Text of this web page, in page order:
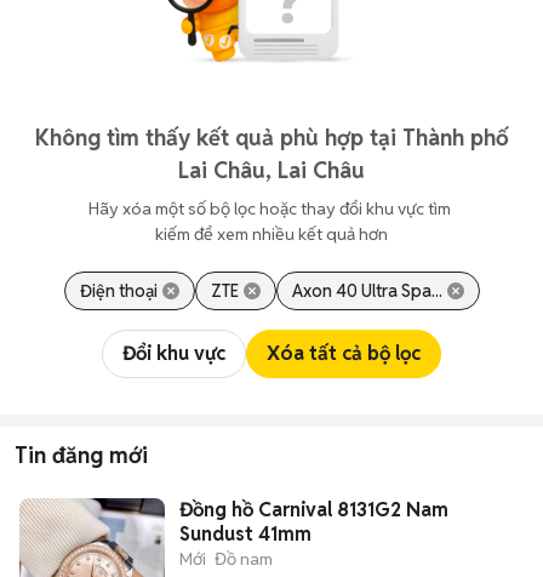
Không tìm thấy kết quả phù hợp tại Thành phố
Lai Châu, Lai Châu
Hãy xóa một số bộ lọc hoặc thay đổi khu vực tìm
kiếm để xem nhiều kết quả hơn
Điện thoại ZTE Axon 40 Ultra Spa...
Đổi khu vực Xóa tất cả bộ lọc
Tin đăng mới
Đồng hồ Carnival 8131G2 Nam
Sundust 41mm
Mới Đồ nam